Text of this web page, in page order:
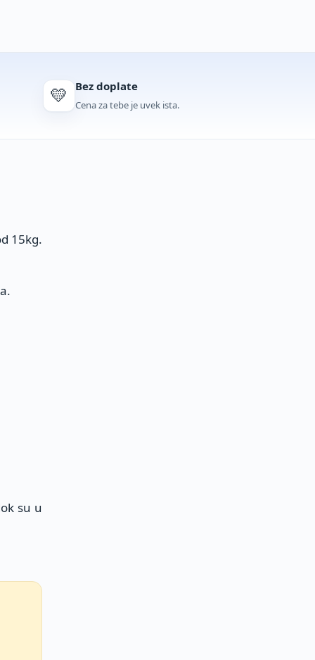
💛 Bez doplate
Cena za tebe je uvek ista.
15kg.
su u